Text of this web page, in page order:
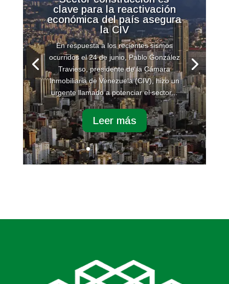
clave para la reactivación
económica del país asegura
la CIV
En respuesta a los recientes sismos
ocurridos el 24 de junio, Pablo González
Travieso, presidente de la Cámara
Inmobiliaria de Venezuela (CIV), hizo un
urgente llamado a potenciar el sector...
Leer más